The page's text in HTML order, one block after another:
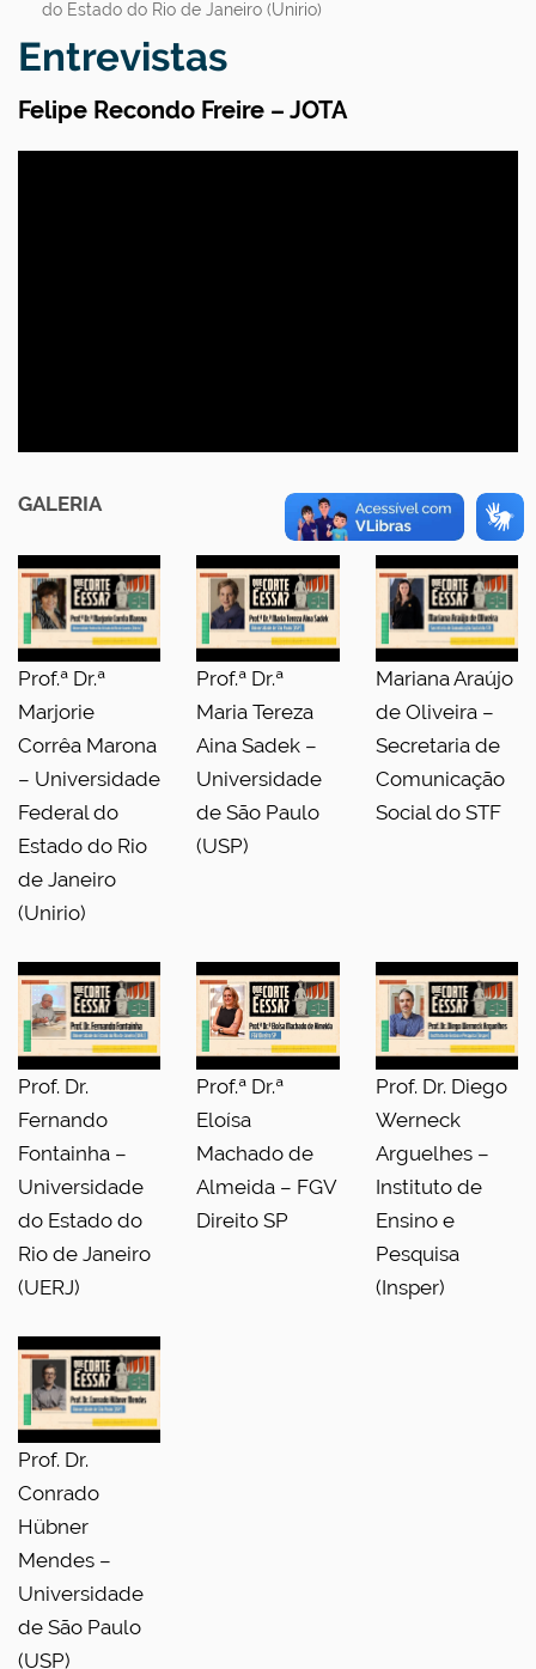
do Estado do Rio de Janeiro (Unirio)
Entrevistas
Felipe Recondo Freire – JOTA
GALERIA
Prof.ª Dr.ª
Marjorie
Corrêa Marona
– Universidade
Federal do
Estado do Rio
de Janeiro
(Unirio)
Prof.ª Dr.ª
Maria Tereza
Aina Sadek –
Universidade
de São Paulo
(USP)
Mariana Araújo
de Oliveira –
Secretaria de
Comunicação
Social do STF
Prof. Dr.
Fernando
Fontainha –
Universidade
do Estado do
Rio de Janeiro
(UERJ)
Prof.ª Dr.ª
Eloísa
Machado de
Almeida – FGV
Direito SP
Prof. Dr. Diego
Werneck
Arguelhes –
Instituto de
Ensino e
Pesquisa
(Insper)
Prof. Dr.
Conrado
Hübner
Mendes –
Universidade
de São Paulo
(USP)